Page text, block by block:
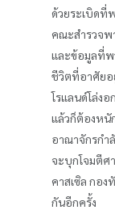
ด้วยระเบิดที่
คณะสำรวจพ
และข้อมูลที่พ
ชีวิตที่อาศัยอ
โรแลนด์โล่ง
แล้วก็ต้องหนั
อาณาจักรกำ
จะบุกโจมตีศ
คาสเซิล กอ
กันอีกครั้ง